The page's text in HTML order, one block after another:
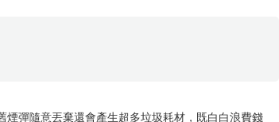
彈隨意丟棄還會產生超多垃圾耗材，既白白浪費錢